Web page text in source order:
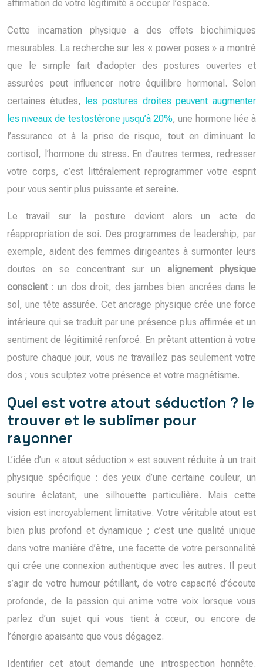
affirmation de votre légitimité à occuper l’espace.
Cette incarnation physique a des effets biochimiques
mesurables. La recherche sur les « power poses » a montré
que le simple fait d’adopter des postures ouvertes et
assurées peut influencer notre équilibre hormonal. Selon
certaines études,
les postures droites peuvent augmenter
les niveaux de testostérone jusqu’à 20%, une hormone liée à
l’assurance et à la prise de risque, tout en diminuant le
cortisol, l’hormone du stress. En d’autres termes, redresser
votre corps, c’est littéralement reprogrammer votre esprit
pour vous sentir plus puissante et sereine.
Le travail sur la posture devient alors un acte de
réappropriation de soi. Des programmes de leadership, par
exemple, aident des femmes dirigeantes à surmonter leurs
doutes en se concentrant sur unalignement physique
conscient: un dos droit, des jambes bien ancrées dans le
sol, une tête assurée. Cet ancrage physique crée une force
intérieure qui se traduit par une présence plus affirmée et un
sentiment de légitimité renforcé. En prêtant attention à votre
posture chaque jour, vous ne travaillez pas seulement votre
dos ; vous sculptez votre présence et votre magnétisme.
Quel est votre atout séduction ? le
trouver et le sublimer pour
rayonner
L’idée d’un « atout séduction » est souvent réduite à un trait
physique spécifique : des yeux d’une certaine couleur, un
sourire éclatant, une silhouette particulière. Mais cette
vision est incroyablement limitative. Votre véritable atout est
bien plus profond et dynamique ; c’est une qualité unique
dans votre manière d’être, une facette de votre personnalité
qui crée une connexion authentique avec les autres. Il peut
s’agir de votre humour pétillant, de votre capacité d’écoute
profonde, de la passion qui anime votre voix lorsque vous
parlez d’un sujet qui vous tient à cœur, ou encore de
l’énergie apaisante que vous dégagez.
Identifier cet atout demande une introspection honnête.